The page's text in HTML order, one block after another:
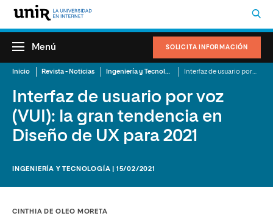
SOLICITA INFORMACIÓN
Menú
Inicio Revista - Noticias Ingeniería y Tecnología
Interfaz de usuario por voz
(VUI): la gran tendencia en
Diseño de UX para 2021
INGENIERÍA Y TECNOLOGÍA | 15/02/2021
CINTHIA DE OLEO MORETA